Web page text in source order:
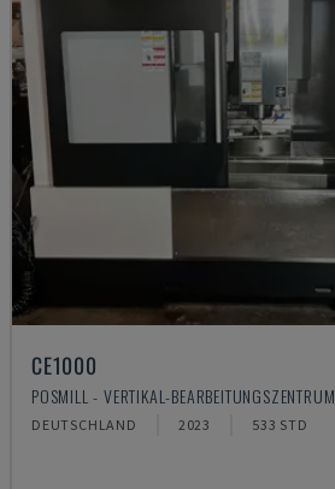
CE1000
POSMILL - VERTIKAL-BEARBEITUNGSZENTRUM
DEUTSCHLAND 2023 533 STD